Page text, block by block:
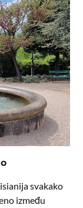
svakako
između